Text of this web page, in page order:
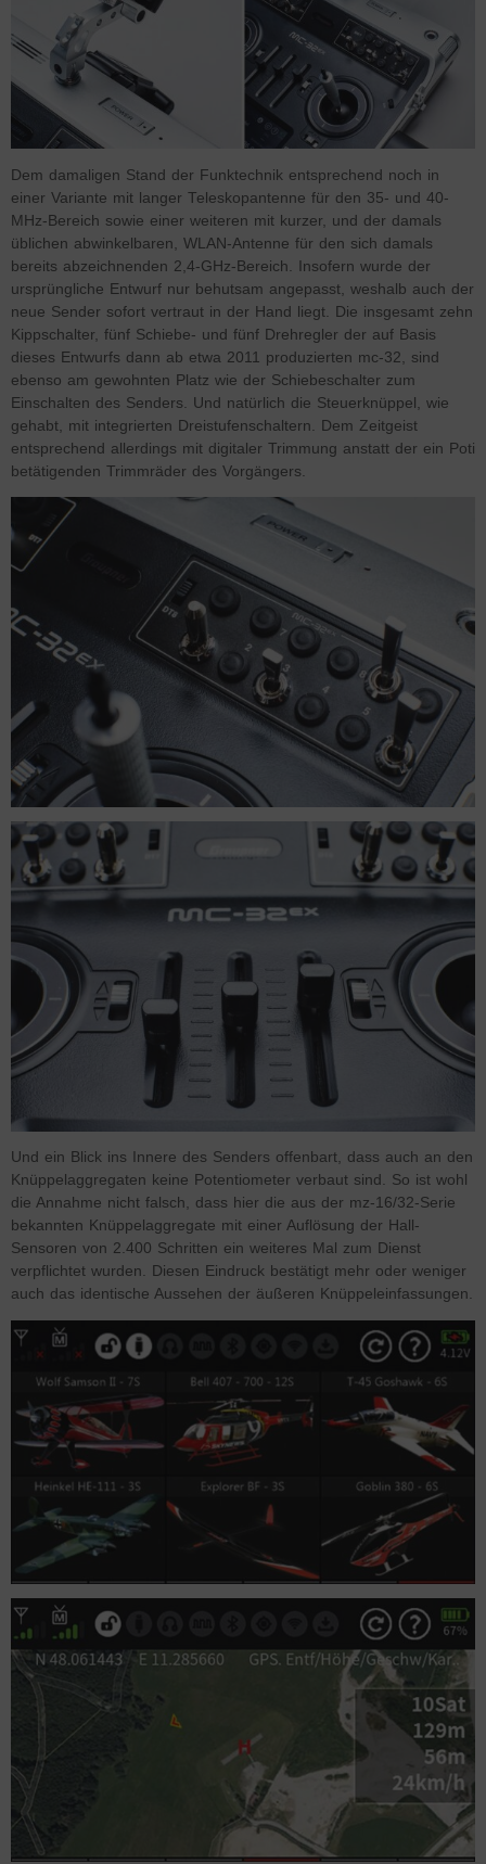
Dem damaligen Stand der Funktechnik entsprechend noch in
einer Variante mit langer Teleskopantenne für den 35- und 40-
MHz-Bereich sowie einer weiteren mit kurzer, und der damals
üblichen abwinkelbaren, WLAN-Antenne für den sich damals
bereits abzeichnenden 2,4-GHz-Bereich. Insofern wurde der
ursprüngliche Entwurf nur behutsam angepasst, weshalb auch der
neue Sender sofort vertraut in der Hand liegt. Die insgesamt zehn
Kippschalter, fünf Schiebe- und fünf Drehregler der auf Basis
dieses Entwurfs dann ab etwa 2011 produzierten mc-32, sind
ebenso am gewohnten Platz wie der Schiebeschalter zum
Einschalten des Senders. Und natürlich die Steuerknüppel, wie
gehabt, mit integrierten Dreistufenschaltern. Dem Zeitgeist
entsprechend allerdings mit digitaler Trimmung anstatt der ein Poti
betätigenden Trimmräder des Vorgängers.
Und ein Blick ins Innere des Senders offenbart, dass auch an den
Knüppelaggregaten keine Potentiometer verbaut sind. So ist wohl
die Annahme nicht falsch, dass hier die aus der mz-16/32-Serie
bekannten Knüppelaggregate mit einer Auflösung der Hall-
Sensoren von 2.400 Schritten ein weiteres Mal zum Dienst
verpflichtet wurden. Diesen Eindruck bestätigt mehr oder weniger
auch das identische Aussehen der äußeren Knüppeleinfassungen.